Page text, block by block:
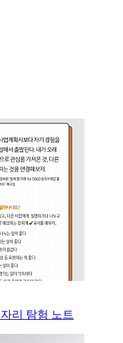
리 탐험 노트